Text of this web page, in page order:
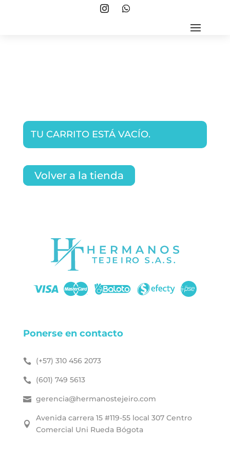
TU CARRITO ESTÁ VACÍO.
Volver a la tienda
Ponerse en contacto
 (+57) 310 456 2073
 (601) 749 5613
 gerencia@hermanostejeiro.com

Avenida carrera 15 #119-55 local 307 Centro
Comercial Uni Rueda Bógota